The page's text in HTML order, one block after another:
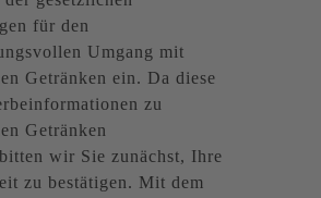
für den
Umgang mit
Getränken ein. Da diese
zu
Getränken
wir Sie zunächst, Ihre
zu bestätigen. Mit dem